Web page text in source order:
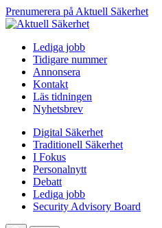
Prenumerera på Aktuell Säkerhet
Lediga jobb
Tidigare nummer
Annonsera
Kontakt
Läs tidningen
Nyhetsbrev
Digital Säkerhet
Traditionell Säkerhet
I Fokus
Personalnytt
Debatt
Lediga jobb
Security Advisory Board